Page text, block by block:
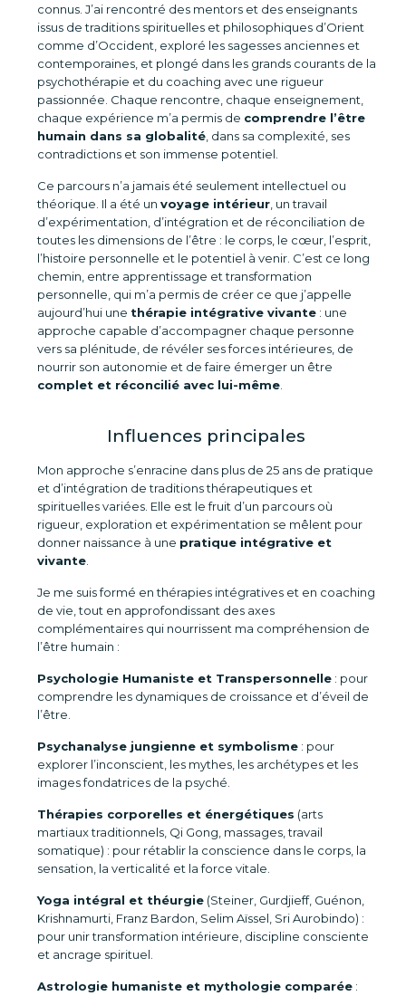
connus. J’ai rencontré des mentors et des enseignants
issus de traditions spirituelles et philosophiques d’Orient
comme d’Occident, exploré les sagesses anciennes et
contemporaines, et plongé dans les grands courants de la
psychothérapie et du coaching avec une rigueur
passionnée. Chaque rencontre, chaque enseignement,
chaque expérience m’a permis de comprendre l’être
humain dans sa globalité, dans sa complexité, ses
contradictions et son immense potentiel.
Ce parcours n’a jamais été seulement intellectuel ou
théorique. Il a été un voyage intérieur, un travail
d’expérimentation, d’intégration et de réconciliation de
toutes les dimensions de l’être : le corps, le cœur, l’esprit,
l’histoire personnelle et le potentiel à venir. C’est ce long
chemin, entre apprentissage et transformation
personnelle, qui m’a permis de créer ce que j’appelle
aujourd’hui une thérapie intégrative vivante: une
approche capable d’accompagner chaque personne
vers sa plénitude, de révéler ses forces intérieures, de
nourrir son autonomie et de faire émerger un être
complet et réconcilié avec lui-même.
Influences principales
Mon approche s’enracine dans plus de 25 ans de pratique
et d’intégration de traditions thérapeutiques et
spirituelles variées. Elle est le fruit d’un parcours où
rigueur, exploration et expérimentation se mêlent pour
donner naissance à une pratique intégrative et
vivante.
Je me suis formé en thérapies intégratives et en coaching
de vie, tout en approfondissant des axes
complémentaires qui nourrissent ma compréhension de
l’être humain :
Psychologie Humaniste et Transpersonnelle: pour
comprendre les dynamiques de croissance et d’éveil de
l’être.
Psychanalyse jungienne et symbolisme: pour
explorer l’inconscient, les mythes, les archétypes et les
images fondatrices de la psyché.
Thérapies corporelles et énergétiques (arts
martiaux traditionnels, Qi Gong, massages, travail
somatique) : pour rétablir la conscience dans le corps, la
sensation, la verticalité et la force vitale.
Yoga intégral et théurgie(Steiner, Gurdjieff, Guénon,
Krishnamurti, Franz Bardon, Selim Aïssel, Sri Aurobindo) :
pour unir transformation intérieure, discipline consciente
et ancrage spirituel.
Astrologie humaniste et mythologie comparée: